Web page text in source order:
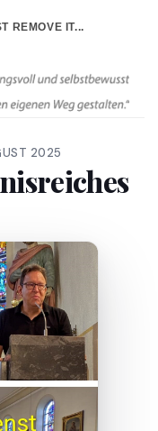
REMOVE IT...
2025